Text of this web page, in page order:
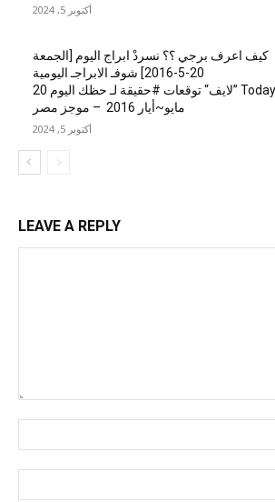
أكتوبر 5, 2024
كيف اعرف برجي ؟؟ نسردْ ابراج اليوم [الجمعة
20-5-2016] شوفـ الابراجـ اليومية
Today ”لايف“ توقعات #حقيقة لـ حظك اليوم 20
مايو~أيار 2016 – موجز مصر
أكتوبر 5, 2024
LEAVE A REPLY